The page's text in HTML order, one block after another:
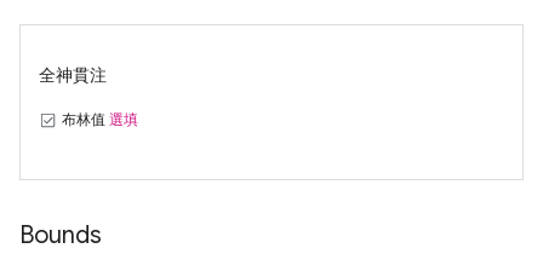
全神貫注
布林值 選填
Bounds